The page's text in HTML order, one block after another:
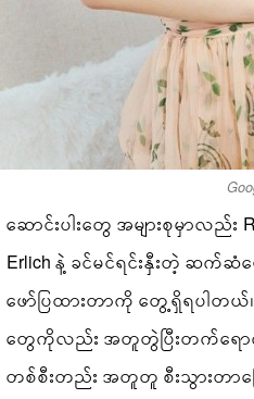
ဆောင်းပါးတွေ အများစုမှာလည်း
Erlich နဲ့ ခင်မင်ရင်းနှီးတဲ့ ဆက်ဆံ
ဖော်ပြထားတာကို တွေ့ရှိရပါတယ်
တွေကိုလည်း အတူတွဲပြီးတက်ရောက်
တစ်စီးတည်း အတူတူ စီးသွားတာက